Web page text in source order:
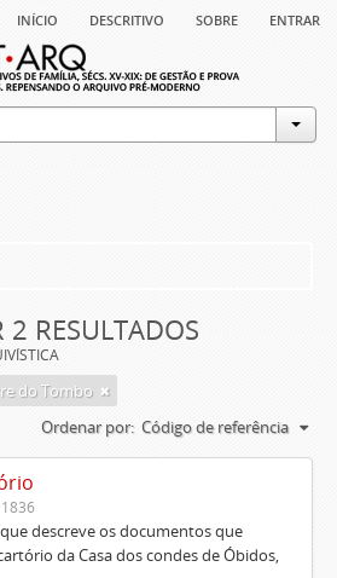
início descritivo sobre entrar
2 RESULTADOS
do Tombo
Ordenar por: Código de referência
1836
descreve os documentos que
da Casa dos condes de Óbidos,